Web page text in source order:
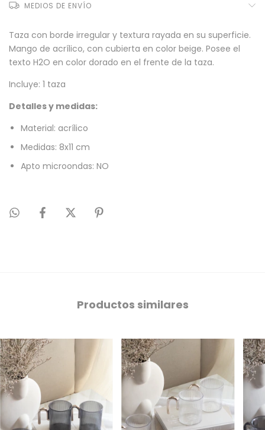
MEDIOS DE ENVÍO
Taza con borde irregular y textura rayada en su superficie.
Mango de acrílico, con cubierta en color beige. Posee el
texto H2O en color dorado en el frente de la taza.
Incluye: 1 taza
Detalles y medidas:
Material: acrílico
Medidas: 8x11 cm
Apto microondas: NO
Productos similares